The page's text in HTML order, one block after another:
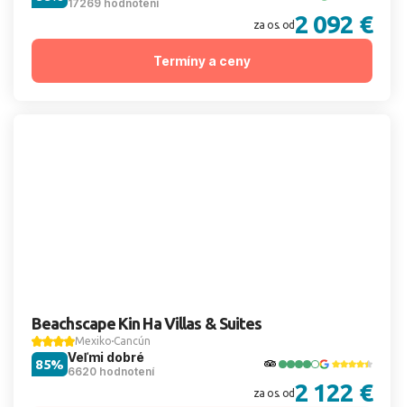
17269 hodnotení
za os. od2 092 €
Termíny a ceny
Beachscape Kin Ha Villas & Suites
Mexiko Cancún
Veľmi dobré
6620 hodnotení
85%
za os. od2 122 €